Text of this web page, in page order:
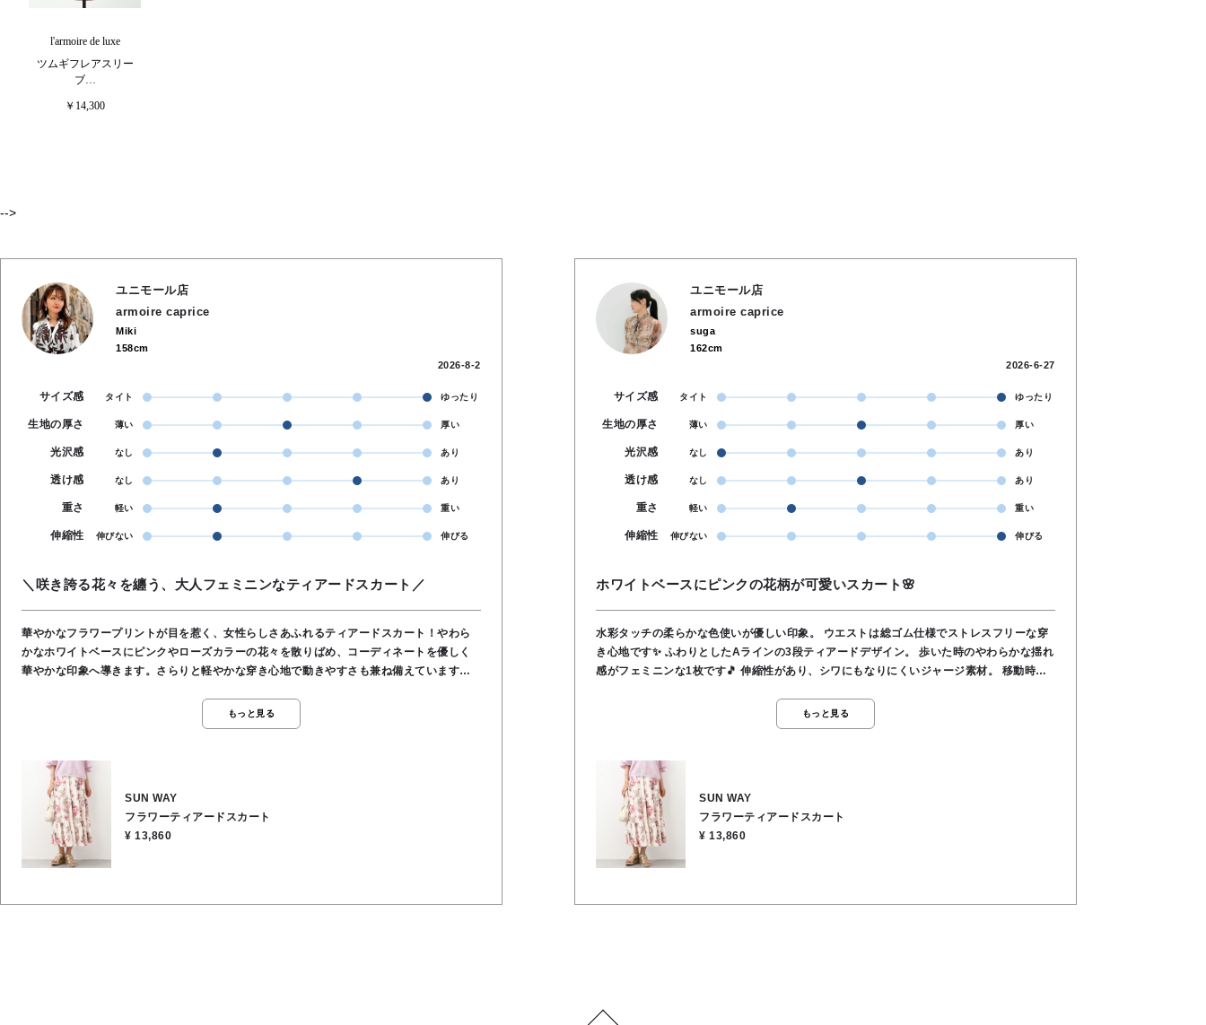
l'armoire de luxe
ツムギフレアスリー
ブ…
￥14,300
-->
ユニモール店
armoire caprice
Miki
158cm
2026-8-2
サイズ感 タイト ゆったり
生地の厚さ 薄い 厚い
光沢感 なし あり
透け感 なし あり
重さ 軽い 重い
伸縮性 伸びない 伸びる
＼咲き誇る花々を纏う、大人フェミニンなティアードスカート／
華やかなフラワープリントが目を惹く、女性らしさあふれるティアードスカート！やわら
かなホワイトベースにピンクやローズカラーの花々を散りばめ、コーディネートを優しく
華やかな印象へ導きます。さらりと軽やかな穿き心地で動きやすさも兼ね備えています。
プ。裾に向かって広がるティアードデザインが歩くたびに美しく揺れ、上品なフェミニン
スタイルを演出します。シンプルなトップスと合わせるだけで着映えし、デイリーからラ
なし●ポリエステル95％, ポリウレタン5％●お洗濯OK
もっと見る
SUN WAY
フラワーティアードスカート
¥ 13,860
ユニモール店
armoire caprice
suga
162cm
2026-6-27
サイズ感 タイト ゆったり
生地の厚さ 薄い 厚い
光沢感 なし あり
透け感 なし あり
重さ 軽い 重い
伸縮性 伸びない 伸びる
ホワイトベースにピンクの花柄が可愛いスカート🌸
水彩タッチの柔らかな色使いが優しい印象。 ウエストは総ゴム仕様でストレスフリーな穿
き心地です✨️ ふわりとしたAラインの3段ティアードデザイン。 歩いた時のやわらかな揺れ
感がフェミニンな1枚です🎵 伸縮性があり、シワにもなりにくいジャージ素材。 移動時間
もっと見る
SUN WAY
フラワーティアードスカート
¥ 13,860